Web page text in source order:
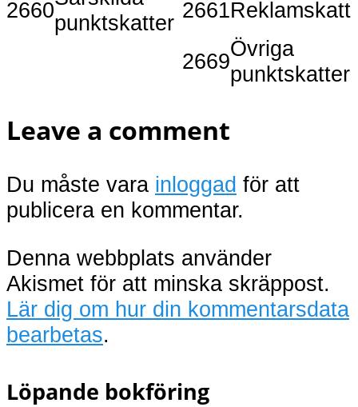
2660
punktskatter
2661Reklamskatt
2669
Övriga
punktskatter
Leave a comment
Du måste vara inloggad för att
publicera en kommentar.
Denna webbplats använder
Akismet för att minska skräppost.
Lär dig om hur din kommentarsdata
bearbetas.
Löpande bokföring